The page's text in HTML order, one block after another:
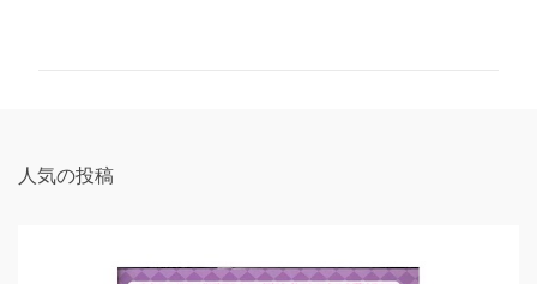
人気の投稿